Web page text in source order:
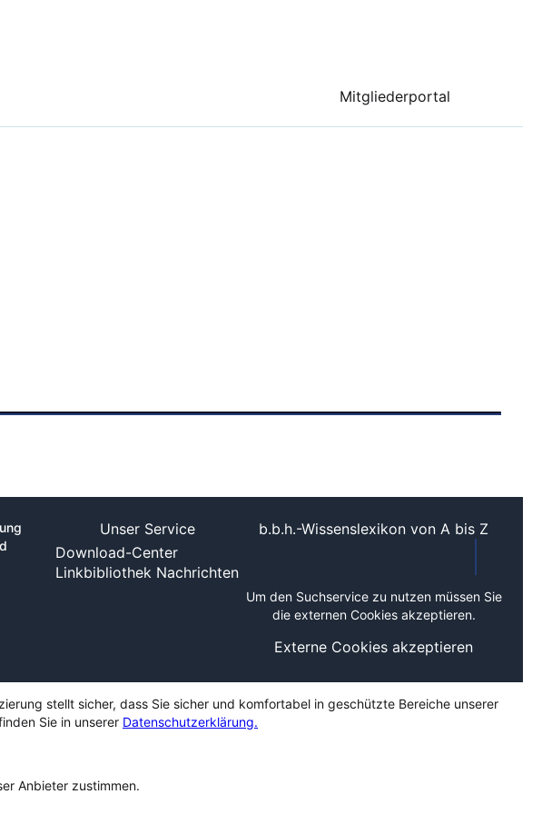
Mitgliederportal
Unser Service
Download-Center
Linkbibliothek Nachrichten
b.b.h.-Wissenslexikon von A bis Z
Um den Suchservice zu nutzen müssen Sie
die externen Cookies akzeptieren.
Externe Cookies akzeptieren
stellt sicher, dass Sie sicher und komfortabel in geschützte Bereiche unserer
Sie in unserer Datenschutzerklärung.
Anbieter zustimmen.